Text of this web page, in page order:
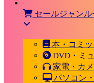
セールジャンル
本・コミ
DVD・ミ
家電・カ
パソコン